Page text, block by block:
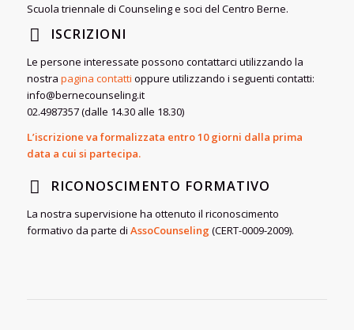
Scuola triennale di Counseling e soci del Centro Berne.
ISCRIZIONI
Le persone interessate possono contattarci utilizzando la
nostra pagina contatti oppure utilizzando i seguenti contatti:
info@bernecounseling.it
02.4987357 (dalle 14.30 alle 18.30)
L’iscrizione va formalizzata entro 10 giorni dalla prima
data a cui si partecipa.
RICONOSCIMENTO FORMATIVO
La nostra supervisione ha ottenuto il riconoscimento
formativo da parte di AssoCounseling (CERT-0009-2009).